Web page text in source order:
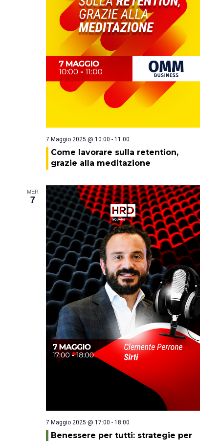
7 Maggio 2025 @ 10:00 - 11:00
Come lavorare sulla retention,
grazie alla meditazione
MER
7
7 Maggio 2025 @ 17:00 - 18:00
Benessere per tutti: strategie per